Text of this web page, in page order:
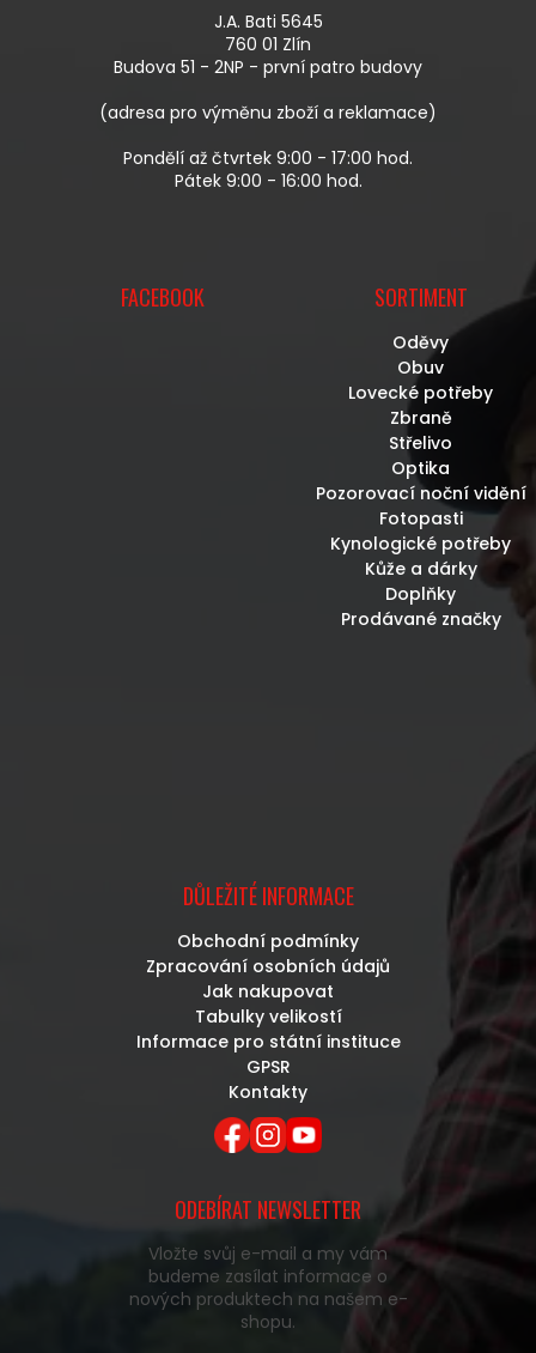
R
V
K
V
P
I
J.A. Bati 5645
760 01 Zlín
Budova 51 - 2NP - první patro budovy
(adresa pro výměnu zboží a reklamace)
Pondělí až čtvrtek 9:00 - 17:00 hod.
Pátek 9:00 - 16:00 hod.
FACEBOOK SORTIMENT
Oděvy
Obuv
Lovecké potřeby
Zbraně
Střelivo
Optika
Pozorovací noční vidění
Fotopasti
Kynologické potřeby
Kůže a dárky
Doplňky
Prodávané značky
DŮLEŽITÉ INFORMACE
Obchodní podmínky
Zpracování osobních údajů
Jak nakupovat
Tabulky velikostí
Informace pro státní instituce
GPSR
Kontakty
ODEBÍRAT NEWSLETTER
Vložte svůj e-mail a my vám
budeme zasílat informace o
nových produktech na našem e-
shopu.